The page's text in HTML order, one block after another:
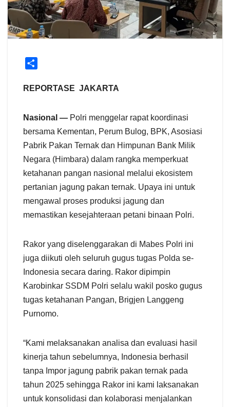
a
e
REPORTASE JAKARTA
Nasional — Polri menggelar rapat koordinasi
bersama Kementan, Perum Bulog, BPK, Asosiasi
Pabrik Pakan Ternak dan Himpunan Bank Milik
Negara (Himbara) dalam rangka memperkuat
ketahanan pangan nasional melalui ekosistem
pertanian jagung pakan ternak. Upaya ini untuk
mengawal proses produksi jagung dan
memastikan kesejahteraan petani binaan Polri.
Rakor yang diselenggarakan di Mabes Polri ini
juga diikuti oleh seluruh gugus tugas Polda se-
Indonesia secara daring. Rakor dipimpin
Karobinkar SSDM Polri selalu wakil posko gugus
tugas ketahanan Pangan, Brigjen Langgeng
Purnomo.
“Kami melaksanakan analisa dan evaluasi hasil
kinerja tahun sebelumnya, Indonesia berhasil
tanpa Impor jagung pabrik pakan ternak pada
tahun 2025 sehingga Rakor ini kami laksanakan
untuk konsolidasi dan kolaborasi menjalankan